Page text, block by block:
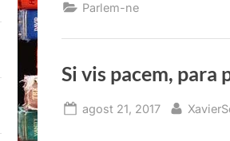
Parlem-ne
Si vis pacem, para
Posted
agost 21, 2017 By